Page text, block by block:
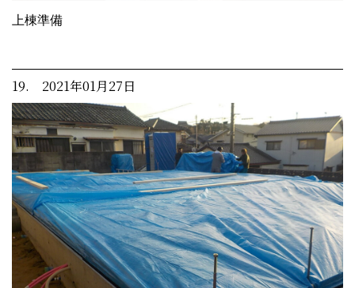
上棟準備
19. 2021年01月27日